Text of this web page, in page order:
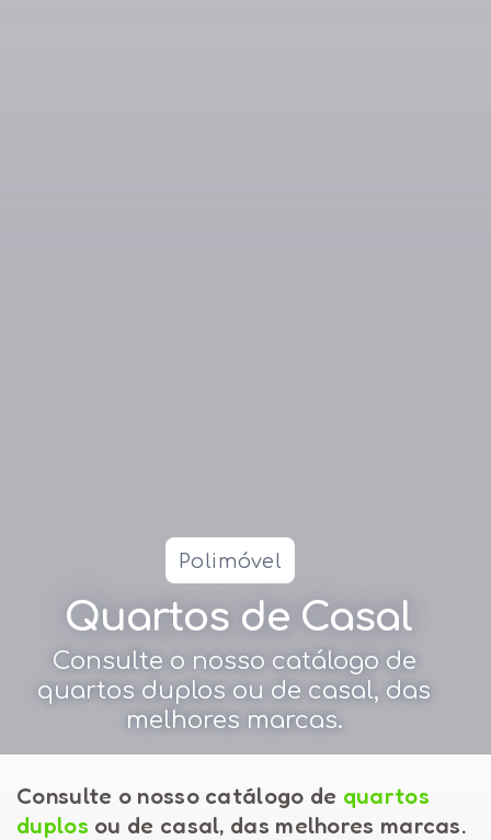
Polimóvel
Quartos de Casal
Consulte o nosso catálogo de
quartos duplos ou de casal, das
melhores marcas.
Consulte o nosso catálogo de quartos
duplos ou de casal, das melhores marcas.